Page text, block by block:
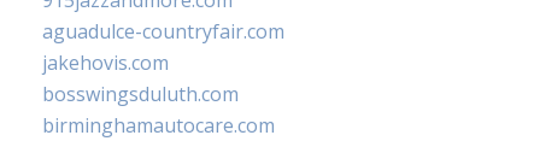
aguadulce-countryfair.com
jakehovis.com
bosswingsduluth.com
birminghamautocare.com